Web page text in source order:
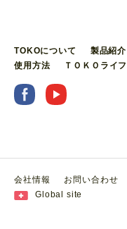
TOKOについて 製品紹介
使用方法
ＴＯＫＯライフ
会社情報 お問い合わせ
Global site